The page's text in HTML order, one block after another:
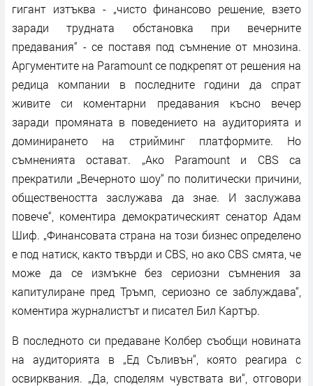
гигант изтъква - „чисто финансово решение, взето
заради трудната обстановка при вечерните
предавания“ - се поставя под съмнение от мнозина.
Аргументите на Paramount се подкрепят от решения на
редица компании в последните години да спрат
живите си коментарни предавания късно вечер
заради промяната в поведението на аудиторията и
доминирането на стрийминг платформите. Но
съмненията остават. „Ако Paramount и CBS са
прекратили „Вечерното шоу“ по политически причини,
обществеността заслужава да знае. И заслужава
повече“, коментира демократическият сенатор Адам
Шиф. „Финансовата страна на този бизнес определено
е под натиск, както твърди и CBS, но ако CBS смята, че
може да се измъкне без сериозни съмнения за
капитулиране пред Тръмп, сериозно се заблуждава“,
коментира журналистът и писател Бил Картър.
В последното си предаване Колбер съобщи новината
на аудиторията в „Ед Съливън“, която реагира с
освирквания. „Да, споделям чувствата ви“, отговори